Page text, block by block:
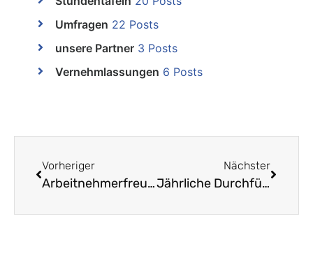
Umfragen 22 Posts
unsere Partner 3 Posts
Vernehmlassungen 6 Posts
Vorheriger
Arbeitnehmerfreundlichere Regelungen bei Angehörigenbetreuung und Mutterschaft
Nächster
Jährliche Durchführung Studiengang Logopädie ab 2023